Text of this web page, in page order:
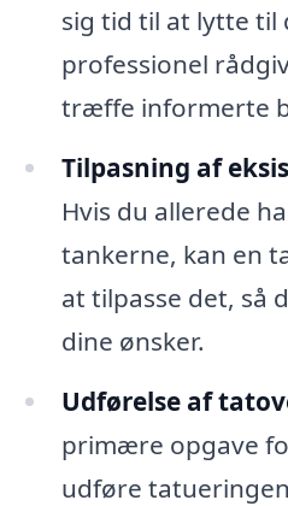
sig tid til at lytte til
professionel
træffe informerte
Tilpasning af
Hvis du allerede
tankerne, kan en
at tilpasse det, så
dine ønsker.
Udførelse af
primære opgave
udføre